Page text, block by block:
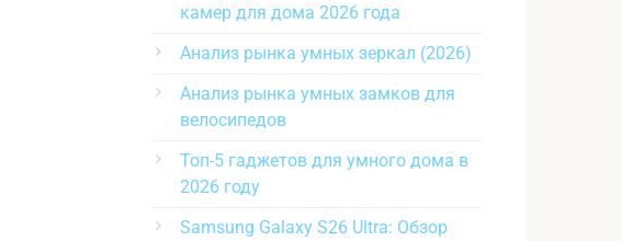
камер для дома 2026 года
Анализ рынка умных зеркал (2026)
Анализ рынка умных замков для
велосипедов
Топ-5 гаджетов для умного дома в
2026 году
Samsung Galaxy S26 Ultra: Обзор